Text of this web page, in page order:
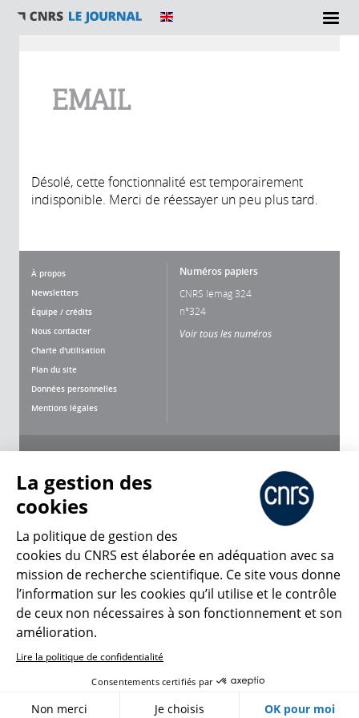
EMAIL
Désolé, cette fonctionnalité est temporairement
indisponible. Merci de réessayer un peu plus tard.
À propos
Newsletters
Équipe / crédits
Nous contacter
Charte d'utilisation
Plan du site
Données personnelles
Mentions légales
Numéros papiers
CNRS lemag 324
n°324
Voir tous les numéros
CNRS Le Mag
© 2026, CNRS
Créer un compte Se connecter
Gestion des cookies
La gestion des
cookies
La politique de gestion des
cookies du CNRS est élaborée en adéquation avec sa
mission de recherche scientifique. Ce site vous donne
l’information sur les cookies qu’il utilise et le contrôle
de ceux non nécessaires à son fonctionnement et son
amélioration.
Lire la politique de confidentialité
Consentements certifiés par
Non merci Je choisis OK pour moi